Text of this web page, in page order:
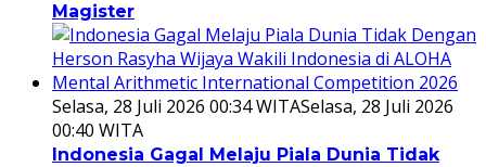
Magister
Selasa, 28 Juli 2026 00:34 WITASelasa, 28 Juli 2026
00:40 WITA
Indonesia Gagal Melaju Piala Dunia Tidak